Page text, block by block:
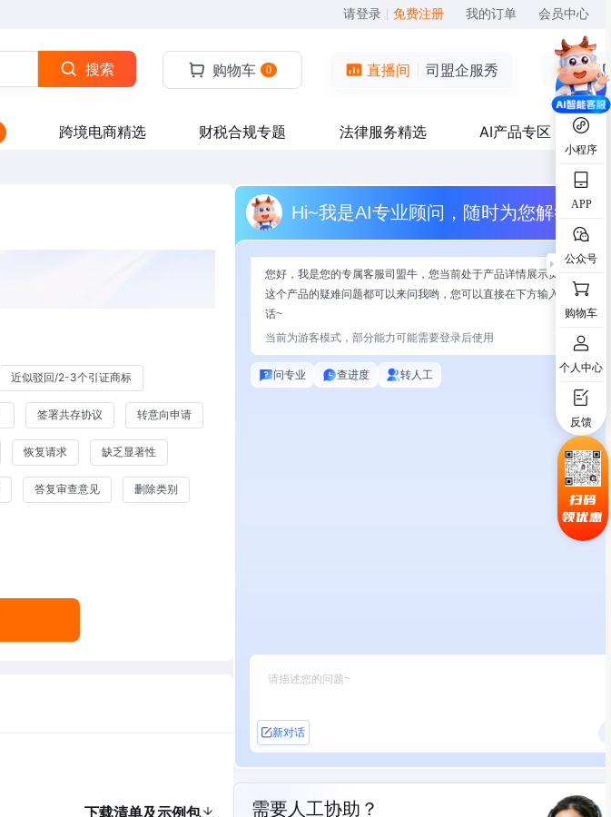
请登录 免费注册 我的订单 会员中心
小程序
APP
公众号
购物车
个人中心
反馈
扫码
领优惠
搜索 购物车 0 直播间 司盟企服秀
跨境电商精选 财税合规专题 法律服务精选 AI产品专区
近似驳回/2-3个引证商标
签署共存协议 转意向申请
恢复请求 缺乏显著性
答复审查意见 删除类别
下载清单及示例包
Hi~我是AI专业顾问，随时为您解答
您好，我是您的专属客服司盟牛，您当前处于产品详情展示页面，有关
这个产品的疑难问题都可以来问我哟，您可以直接在下方输入问题开始
话~
当前为游客模式，部分能力可能需要登录后使用
问专业 查进度 转人工
新对话
需要人工协助？